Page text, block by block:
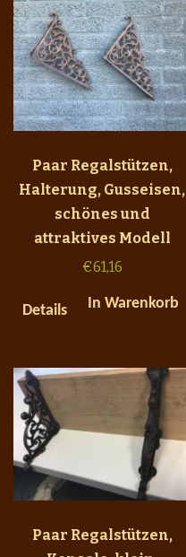
Paar Regalstützen,
Halterung, Gusseisen,
schönes und
attraktives Modell
€61,16
Details In Warenkorb
Paar Regalstützen,